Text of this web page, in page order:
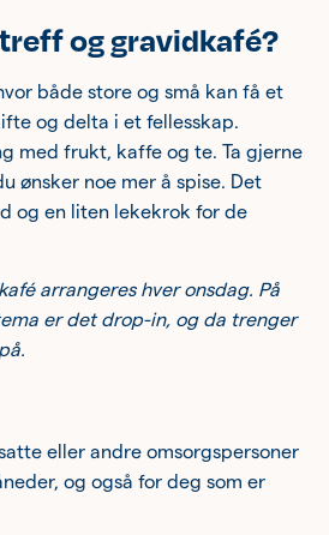
og gravidkafé?
både store og små kan få et
og delta i et fellesskap.
med frukt, kaffe og te. Ta gjerne
ønsker noe mer å spise. Det
og en liten lekekrok for de
arrangeres hver onsdag. På
er det drop-in, og da trenger
eller andre omsorgspersoner
og også for deg som er